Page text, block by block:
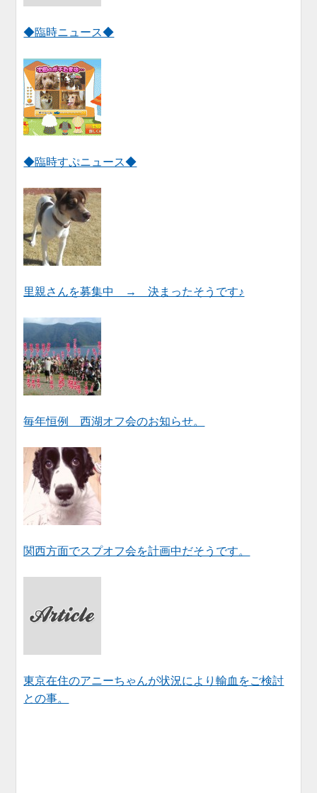
◆臨時ニュース◆
◆臨時すぷニュース◆
里親さんを募集中 → 決まったそうです♪
毎年恒例 西湖オフ会のお知らせ。
関西方面でスプオフ会を計画中だそうです。
東京在住のアニーちゃんが状況により輸血をご検討
との事。